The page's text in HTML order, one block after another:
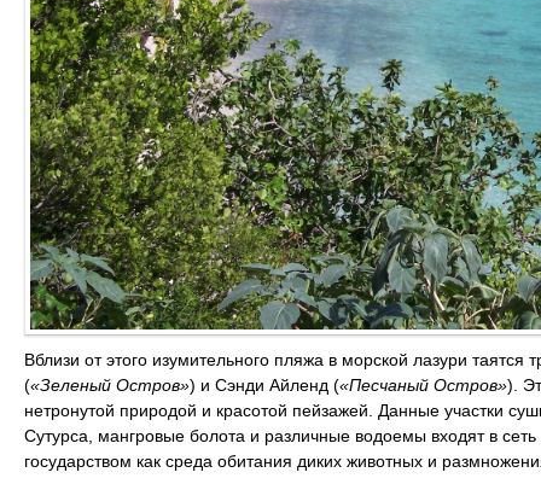
Вблизи от этого изумительного пляжа в морской лазури
(«Зеленый Остров») и Сэнди Айленд («Песчаный Остров»).
нетронутой природой и красотой пейзажей. Данные участки
Сутурса, мангровые болота и различные водоемы входят в
государством как среда обитания диких животных и